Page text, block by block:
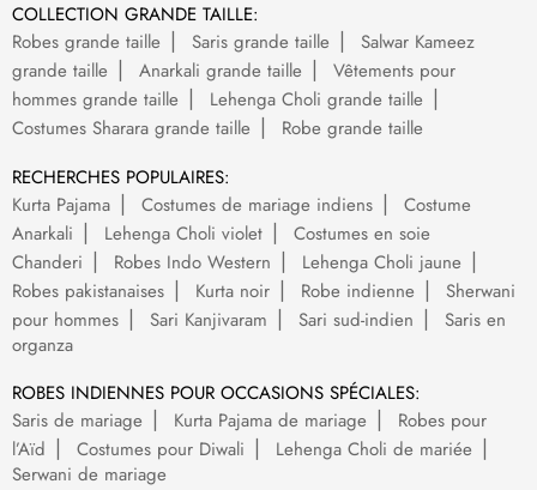
COLLECTION GRANDE TAILLE:
Robes grande taille
Saris grande taille
Salwar Kameez
grande taille
Anarkali grande taille
Vêtements pour
hommes grande taille
Lehenga Choli grande taille
Costumes Sharara grande taille
Robe grande taille
RECHERCHES POPULAIRES:
Kurta Pajama
Costumes de mariage indiens
Costume
Anarkali
Lehenga Choli violet
Costumes en soie
Chanderi
Robes Indo Western
Lehenga Choli jaune
Robes pakistanaises
Kurta noir Robe indienne
Sherwani
pour hommes
Sari Kanjivaram Sari sud-indien
Saris en
organza
ROBES INDIENNES POUR OCCASIONS SPÉCIALES:
Saris de mariage
Kurta Pajama de mariage
Robes pour
l’Aïd
Costumes pour Diwali
Lehenga Choli de mariée
Serwani de mariage